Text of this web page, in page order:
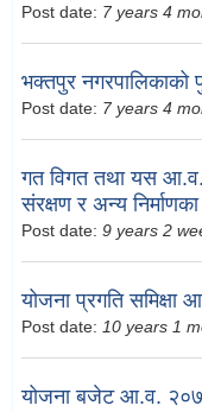
Post date: 7 years 4
भक्तपुर नगरपालिकाको
Post date: 7 years 4
गत विगत तथा यस आ.व.
संरक्षण र अन्य
Post date: 9 years 2
योजना प्रगति
Post date: 10 years 1
योजना बजेट आ.व.